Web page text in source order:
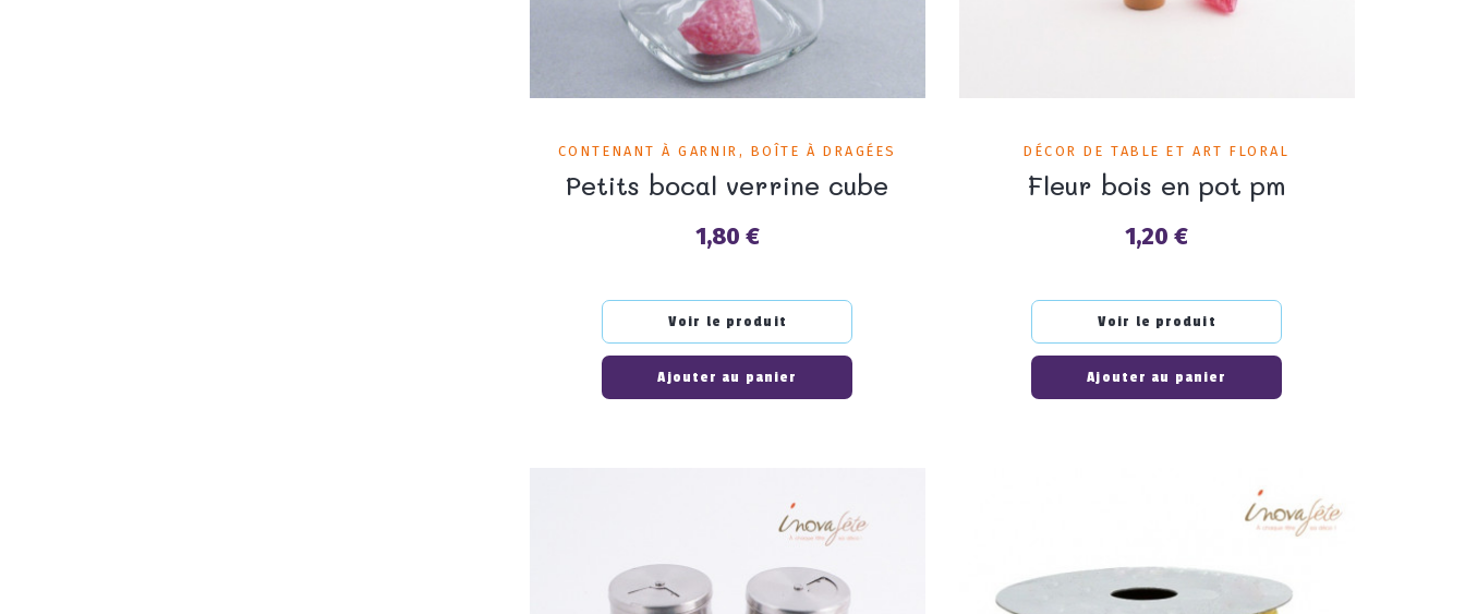
CONTENANT À GARNIR, BOÎTE À DRAGÉES
Petits bocal verrine cube
Prix
1,80 €
Voir le produit
Ajouter au panier
DÉCOR DE TABLE ET ART FLORAL
Fleur bois en pot pm
Prix
1,20 €
Voir le produit
Ajouter au panier